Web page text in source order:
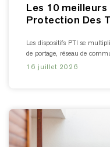
Les 10
Protection Des
Les dispositifs PTI se
de portage, réseau de
16 juillet 2026